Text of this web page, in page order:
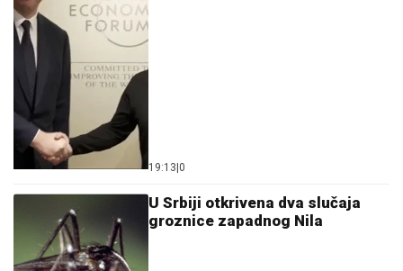
19:13 0
U Srbiji otkrivena dva slučaja
groznice zapadnog Nila